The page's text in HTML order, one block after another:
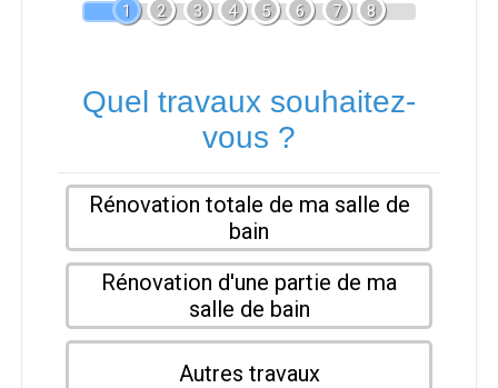
1 2 3 4 5 6 7 8
Quel travaux souhaitez-
vous ?
Rénovation totale de ma salle de
bain
Rénovation d'une partie de ma
salle de bain
Autres travaux